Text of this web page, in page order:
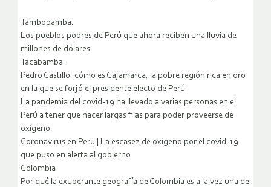
Tambobamba.
Los pueblos pobres de Perú que ahora reciben una lluvia de
millones de dólares
Tacabamba.
Pedro Castillo: cómo es Cajamarca, la pobre región rica en oro
en la que se forjó el presidente electo de Perú
La pandemia del covid-19 ha llevado a varias personas en el
Perú a tener que hacer largas filas para poder proveerse de
oxígeno.
Coronavirus en Perú | La escasez de oxígeno por el covid-19
que puso en alerta al gobierno
Colombia
Por qué la exuberante geografía de Colombia es a la vez una de